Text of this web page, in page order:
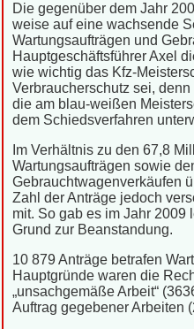
Die gegenüber dem Jahr
weise auf eine wachsende
Wartungsaufträgen und
Hauptgeschäftsführer Axel
wie wichtig das Kfz-
Verbraucherschutz sei,
die am blau-weißen
dem Schiedsverfahren
Im Verhältnis zu den 67,8
Wartungsaufträgen sowie
Gebrauchtwagenverkäufen
Zahl der Anträge jedoch
mit. So gab es im Jahr
Grund zur Beanstandung.
10 879 Anträge betrafen
Hauptgründe waren die
„unsachgemäße Arbeit“
Auftrag gegebener Arbeiten